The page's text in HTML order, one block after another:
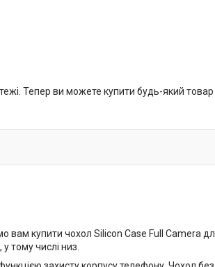
Тепер ви можете купити будь-який
вам купити чохол Silicon Case Full Camera
тому числі низ.